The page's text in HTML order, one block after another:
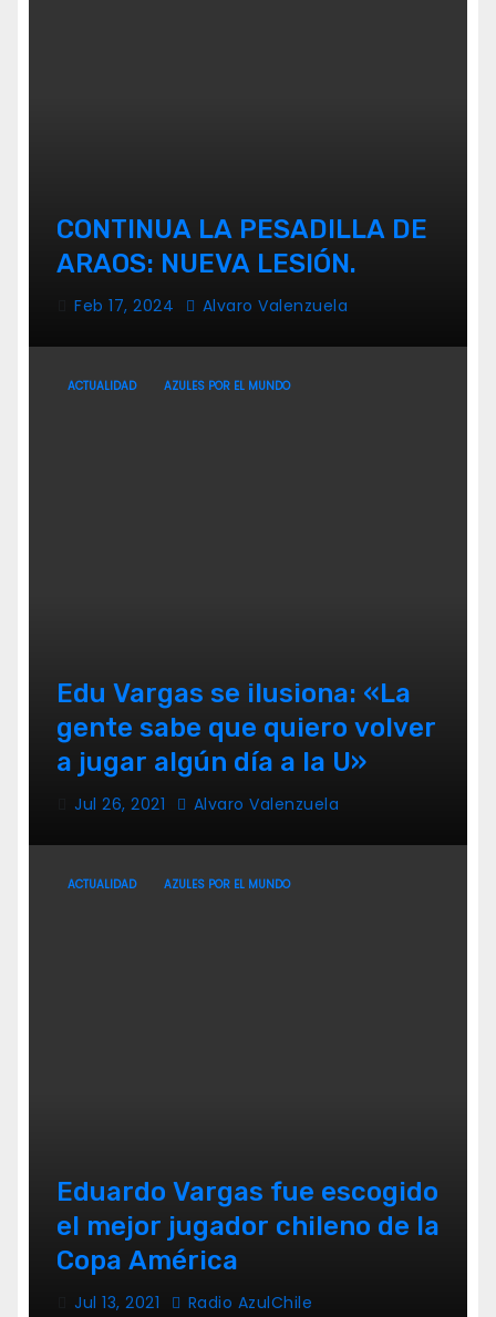
CONTINUA LA PESADILLA DE
ARAOS: NUEVA LESIÓN.
Feb 17, 2024 Alvaro Valenzuela
ACTUALIDAD AZULES POR EL MUNDO
Edu Vargas se ilusiona: «La
gente sabe que quiero volver
a jugar algún día a la U»
Jul 26, 2021 Alvaro Valenzuela
ACTUALIDAD AZULES POR EL MUNDO
Eduardo Vargas fue escogido
el mejor jugador chileno de la
Copa América
Jul 13, 2021 Radio AzulChile